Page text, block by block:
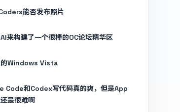
能否发布照片
来构建了一个很棒的OC论坛精华区
的Windows Vista
Code和Codex写代码真的爽，但是App
是很难啊